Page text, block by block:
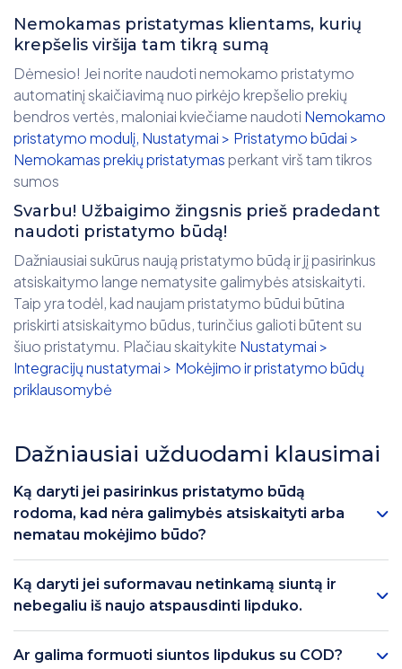
Nemokamas pristatymas klientams, kurių
krepšelis viršija tam tikrą sumą
Dėmesio! Jei norite naudoti nemokamo pristatymo
automatinį skaičiavimą nuo pirkėjo krepšelio prekių
bendros vertės, maloniai kviečiame naudoti Nemokamo
pristatymo modulį, Nustatymai > Pristatymo būdai >
Nemokamas prekių pristatymas perkant virš tam tikros
sumos
Svarbu! Užbaigimo žingsnis prieš pradedant
naudoti pristatymo būdą!
Dažniausiai sukūrus naują pristatymo būdą ir jį pasirinkus
atsiskaitymo lange nematysite galimybės atsiskaityti.
Taip yra todėl, kad naujam pristatymo būdui būtina
priskirti atsiskaitymo būdus, turinčius galioti būtent su
šiuo pristatymu. Plačiau skaitykite Nustatymai >
Integracijų nustatymai > Mokėjimo ir pristatymo būdų
priklausomybė
Dažniausiai užduodami klausimai
Ką daryti jei pasirinkus pristatymo būdą
rodoma, kad nėra galimybės atsiskaityti arba
nematau mokėjimo būdo?
Ką daryti jei suformavau netinkamą siuntą ir
nebegaliu iš naujo atspausdinti lipduko.
Ar galima formuoti siuntos lipdukus su COD?